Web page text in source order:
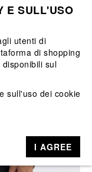
E SULL'USO
utenti di
di shopping
sul
sull'uso dei cookie
I AGREE